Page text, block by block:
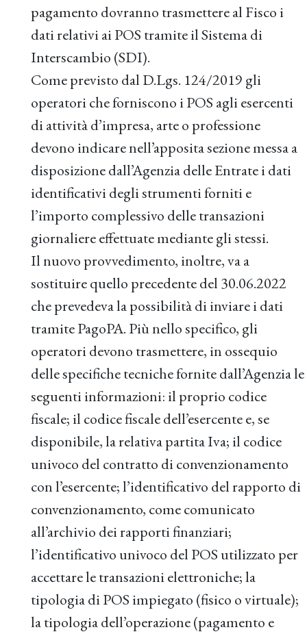
pagamento dovranno trasmettere al Fisco i
dati relativi ai POS tramite il Sistema di
Interscambio (SDI).
Come previsto dal D.Lgs. 124/2019 gli
operatori che forniscono i POS agli esercenti
di attività d’impresa, arte o professione
devono indicare nell’apposita sezione messa a
disposizione dall’Agenzia delle Entrate i dati
identificativi degli strumenti forniti e
l’importo complessivo delle transazioni
giornaliere effettuate mediante gli stessi.
Il nuovo provvedimento, inoltre, va a
sostituire quello precedente del 30.06.2022
che prevedeva la possibilità di inviare i dati
tramite PagoPA. Più nello specifico, gli
operatori devono trasmettere, in ossequio
delle specifiche tecniche fornite dall’Agenzia le
seguenti informazioni: il proprio codice
fiscale; il codice fiscale dell’esercente e, se
disponibile, la relativa partita Iva; il codice
univoco del contratto di convenzionamento
con l’esercente; l’identificativo del rapporto di
convenzionamento, come comunicato
all’archivio dei rapporti finanziari;
l’identificativo univoco del POS utilizzato per
accettare le transazioni elettroniche; la
tipologia di POS impiegato (fisico o virtuale);
la tipologia dell’operazione (pagamento e